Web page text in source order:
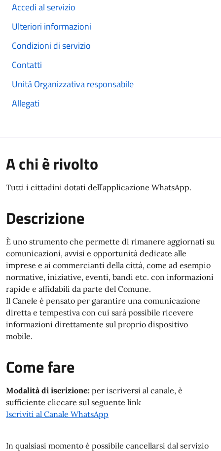
Accedi al servizio
Ulteriori informazioni
Condizioni di servizio
Contatti
Unità Organizzativa responsabile
Allegati
A chi è rivolto
Tutti i cittadini dotati dell’applicazione WhatsApp.
Descrizione
È uno strumento che permette di rimanere aggiornati su
comunicazioni, avvisi e opportunità dedicate alle
imprese e ai commercianti della città, come ad esempio
normative, iniziative, eventi, bandi etc. con informazioni
rapide e affidabili da parte del Comune.
Il Canele è pensato per garantire una comunicazione
diretta e tempestiva con cui sarà possibile ricevere
informazioni direttamente sul proprio dispositivo
mobile.
Come fare
Modalità di iscrizione: per iscriversi al canale, è
sufficiente cliccare sul seguente link
Iscriviti al Canale WhatsApp
In qualsiasi momento è possibile cancellarsi dal servizio